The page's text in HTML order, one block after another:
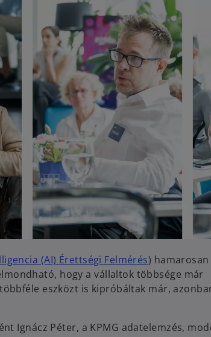
(AI) Érettségi Felmérés) hamarosan
hogy a vállaltok többsége már
eszközt is kipróbáltak már,
Ignácz Péter, a KPMG adatelemzés,